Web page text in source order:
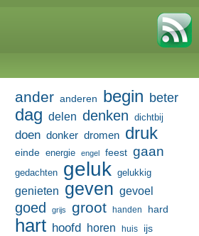
ander anderen begin beter
dag delen denken dichtbij
doen donker dromen druk
einde energie engel feest gaan
gedachten geluk gelukkig
genieten geven gevoel
goed grijs groot handen hard
hart hoofd horen huis ijs